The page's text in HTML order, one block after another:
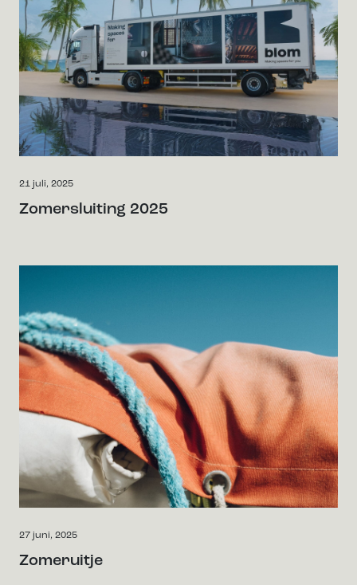
21 juli, 2025
Zomersluiting 2025
27 juni, 2025
Zomeruitje